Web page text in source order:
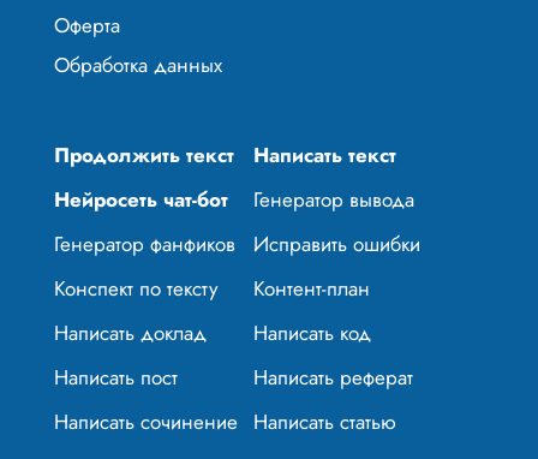
Оферта
Обработка данных
Продолжить текст
Написать текст
Нейросеть чат-бот
Генератор вывода
Генератор фанфиков
Исправить ошибки
Конспект по тексту
Контент-план
Написать доклад
Написать код
Написать пост
Написать реферат
Написать сочинение Написать статью